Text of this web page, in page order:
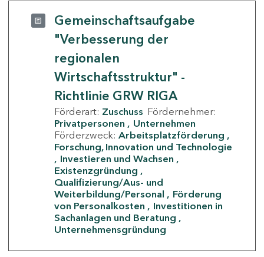
Gemeinschaftsaufgabe
"Verbesserung der
regionalen
Wirtschaftsstruktur" -
Richtlinie GRW RIGA
Förderart: Zuschuss Fördernehmer:
Privatpersonen
Unternehmen
Förderzweck: Arbeitsplatzförderung
Forschung, Innovation und Technologie
Investieren und Wachsen
Existenzgründung
Qualifizierung/Aus- und
Weiterbildung/Personal
Förderung
von Personalkosten
Investitionen in
Sachanlagen und Beratung
Unternehmensgründung